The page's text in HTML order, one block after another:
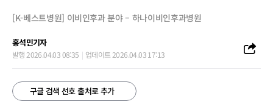
[K-베스트병원] 이비인후과 분야 – 하나이비인후과병원
홍석민기자
발행 2026.04.03 08:35 업데이트 2026.04.03 17:13
구글 검색 선호 출처로 추가